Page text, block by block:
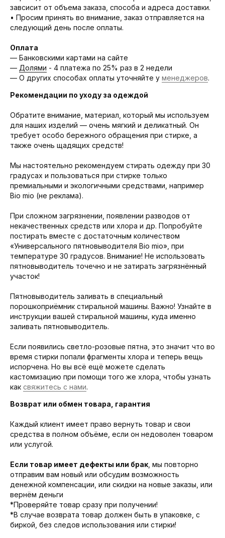
завсисит от объема заказа, способа и адреса доставки.
• Просим принять во внимание, заказ отправляется на
следующий день после оплаты.
Оплата
— Банковскими картами на сайте
— Долями - 4 платежа по 25% раз в 2 недели
— О других способах оплаты уточняйте у менеджеров.
Рекомендации по уходу за одеждой
Обратите внимание, материал, который мы используем
для наших изделий — очень мягкий и деликатный. Он
требует особо бережного обращения при стирке, а
также очень щадящих средств!
Мы настоятельно рекомендуем стирать одежду при 30
градусах и пользоваться при стирке только
премиальными и экологичными средствами, например
Bio mio (не реклама).
При сложном загрязнении, появлении разводов от
некачественных средств или хлора и др. Попробуйте
постирать вместе с достаточным количеством
«Универсального пятновыводителя Bio mio», при
температуре 30 градусов. Внимание! Не использовать
пятновыводитель точечно и не затирать загрязнённый
участок!
Пятновыводитель заливать в специальный
порошкоприёмник стиральной машины. Важно! Узнайте в
инструкции вашей стиральной машины, куда именно
заливать пятновыводитель.
Если появились светло-розовые пятна, это значит что во
время стирки попали фрагменты хлора и теперь вещь
испорчена. Но вы всё ещё можете сделать
кастомизацию при помощи того же хлора, чтобы узнать
как свяжитесь с нами.
Возврат или обмен товара, гарантия
Каждый клиент имеет право вернуть товар и свои
средства в полном объёме, если он недоволен товаром
или услугой.
Если товар имеет дефекты или брак , мы повторно
отправим вам новый или обсудим возможность
денежной компенсации, или скидки на новые заказы, или
вернём деньги
*Проверяйте товар сразу при получении!
*В случае возврата товар должен быть в упаковке, с
биркой, без следов использования или стирки!